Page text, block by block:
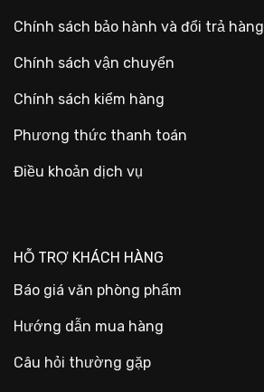
Chính sách bảo hành và đổi trả hàng
Chính sách vận chuyển
Chính sách kiểm hàng
Phương thức thanh toán
Điều khoản dịch vụ
HỖ TRỢ KHÁCH HÀNG
Báo giá văn phòng phẩm
Hướng dẫn mua hàng
Câu hỏi thường gặp